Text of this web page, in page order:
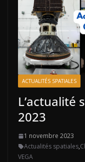
ACTUALITÉS SPATIALES
L’actualité
2023
1 novembre 2023
Actualités spatiales,
VEGA